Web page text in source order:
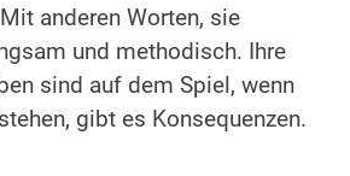
anderen Worten, sie
und methodisch. Ihre
sind auf dem Spiel, wenn
gibt es Konsequenzen.